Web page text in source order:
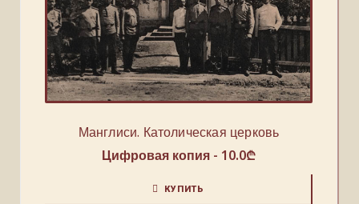
Манглиси. Католическая церковь
Цифровая копия - 10.0₾
КУПИТЬ